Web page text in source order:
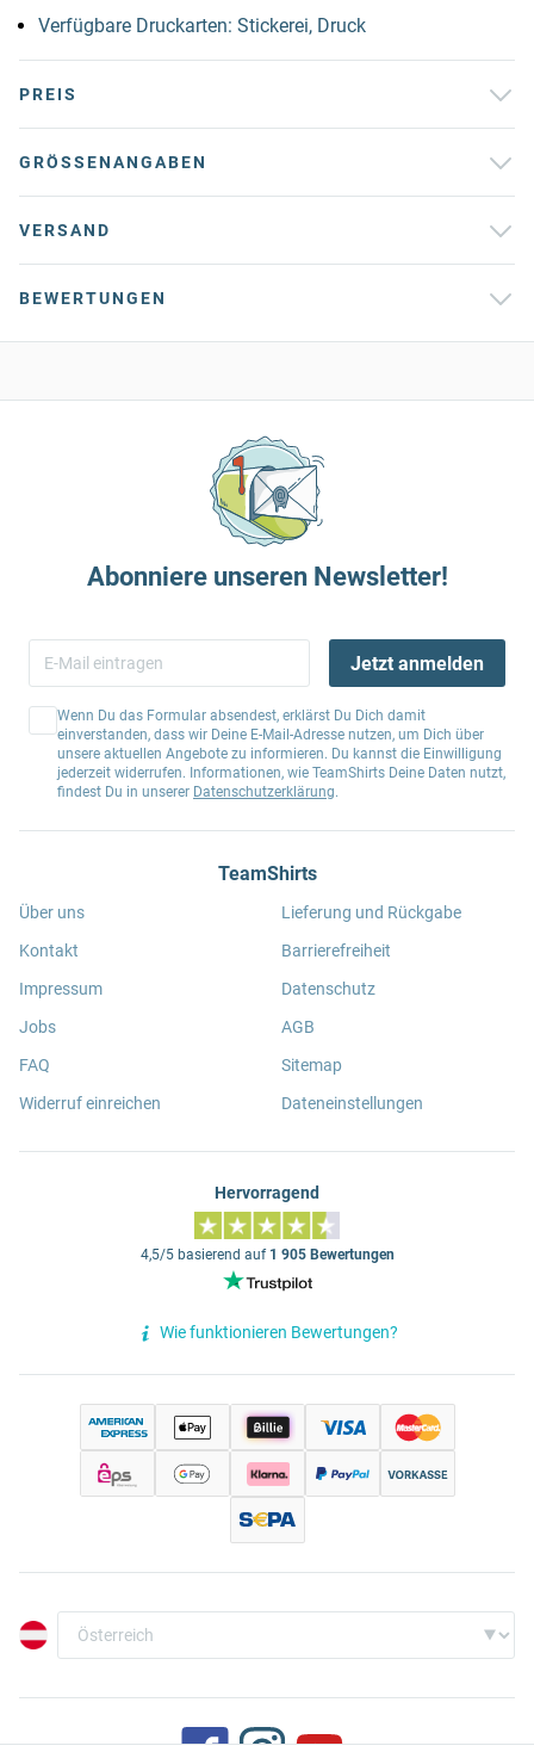
Verfügbare Druckarten: Stickerei, Druck
PREIS
GRÖSSENANGABEN
VERSAND
BEWERTUNGEN
Abonniere unseren Newsletter!
Jetzt anmelden
Wenn Du das Formular absendest, erklärst Du Dich damit
einverstanden, dass wir Deine E-Mail-Adresse nutzen, um Dich über
unsere aktuellen Angebote zu informieren. Du kannst die Einwilligung
jederzeit widerrufen. Informationen, wie TeamShirts Deine Daten nutzt,
findest Du in unserer Datenschutzerklärung.
TeamShirts
Über uns
Kontakt
Impressum
Jobs
FAQ
Widerruf einreichen
Lieferung und Rückgabe
Barrierefreiheit
Datenschutz
AGB
Sitemap
Dateneinstellungen
Hervorragend
4,5/5 basierend auf 1 905 Bewertungen
Wie funktionieren Bewertungen?